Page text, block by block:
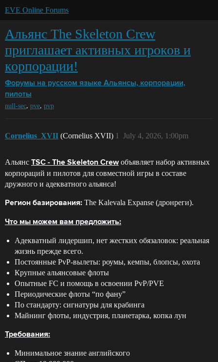
EVE Online Forums
Альянс The Skeleton Crew
приглашает активных игроков и
корпорации!
Форумы на русском языке Альянсы, корпорации,
пилоты
null-sec, pve, pvp
Cornelius_XVII (Cornelius XVII) July 4, 2026, 1:00pm
1
Альянс TSC - The Skeleton Crewобъявляет набор активных
корпораций и пилотов для совместной игры в составе
дружного и адекватного альянса!
Регион базирования: The Kalevala Expanse (дронреги).
Что мы можем вам предложить:
Адекватный лидершип, нет жестких обязаловок: реальная
жизнь прежде всего.
Постоянные PvP-вылеты: роумы, кемпы, блопсы, охота
Крупные альянсовые флоты
Опытные FC и помощь в освоении PvP/PVE
Периодические флоты “по фану”
По стандарту: сигнатуры для крабинга
Майнинг флоты, индустрия, планетарка, копка лун
Требования:
Минимальное знание английского